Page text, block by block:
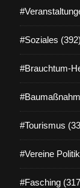
#Soziales (392)
#Brauchtum-
#Tourismus
#Vereine
#Fasching